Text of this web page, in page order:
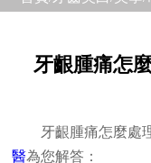
牙齦腫痛怎
牙齦腫痛怎麼處
醫為您解答：